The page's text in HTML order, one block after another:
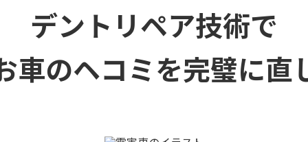
デントリペア技術で
車のヘコミを完璧に直